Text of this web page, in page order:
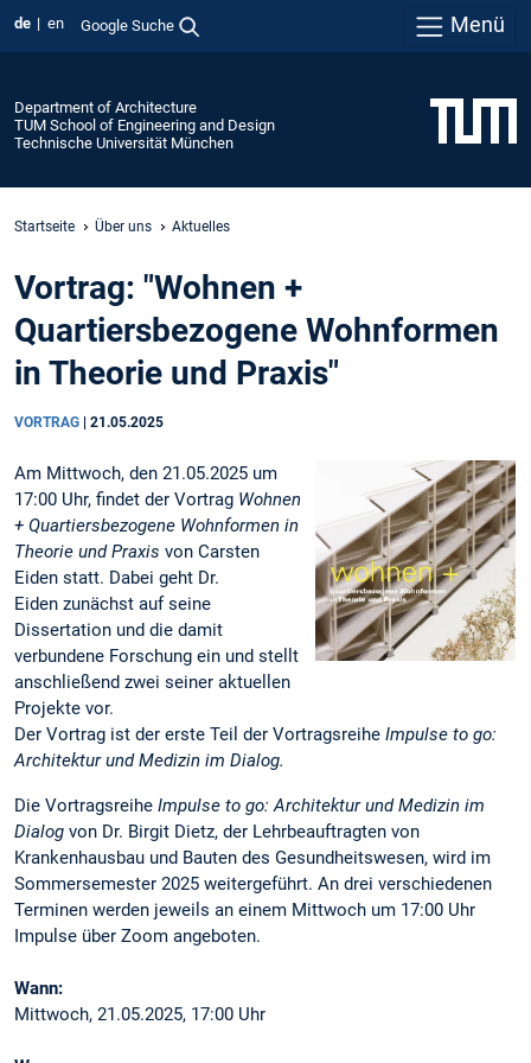
de en Google Suche Menü
Department of Architecture
TUM School of Engineering and Design
Technische Universität München
Startseite Über uns Aktuelles
Vortrag: "Wohnen +
Quartiersbezogene Wohnformen
in Theorie und Praxis"
VORTRAG 21.05.2025
Am Mittwoch, den 21.05.2025 um
17:00 Uhr, findet der Vortrag Wohnen
+ Quartiersbezogene Wohnformen in
Theorie und Praxis von Carsten
Eiden statt. Dabei geht Dr.
Eiden zunächst auf seine
Dissertation und die damit
verbundene Forschung ein und stellt
anschließend zwei seiner aktuellen
Projekte vor.
Der Vortrag ist der erste Teil der Vortragsreihe Impulse to go:
Architektur und Medizin im Dialog.
Die Vortragsreihe Impulse to go: Architektur und Medizin im
Dialog von Dr. Birgit Dietz, der Lehrbeauftragten von
Krankenhausbau und Bauten des Gesundheitswesen, wird im
Sommersemester 2025 weitergeführt. An drei verschiedenen
Terminen werden jeweils an einem Mittwoch um 17:00 Uhr
Impulse über Zoom angeboten.
Wann:
Mittwoch, 21.05.2025, 17:00 Uhr